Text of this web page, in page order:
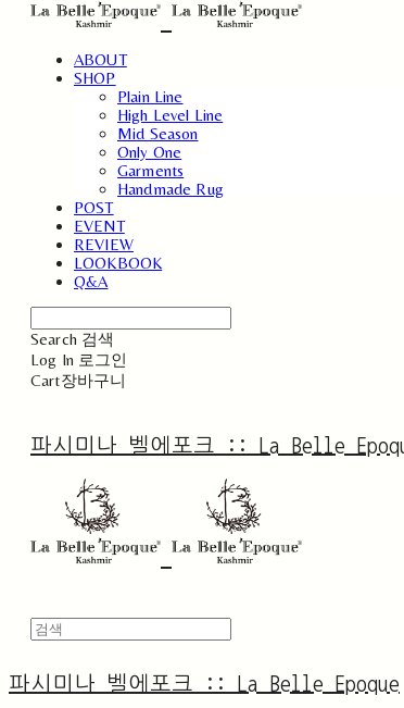
ABOUT
SHOP
Plain Line
High Level Line
Mid Season
Only One
Garments
Handmade Rug
POST
EVENT
REVIEW
LOOKBOOK
Q&A
Search 검색
Log In 로그인
Cart장바구니
파시미나 벨에포크 :: La Belle
파시미나 벨에포크 :: La Belle Epoque